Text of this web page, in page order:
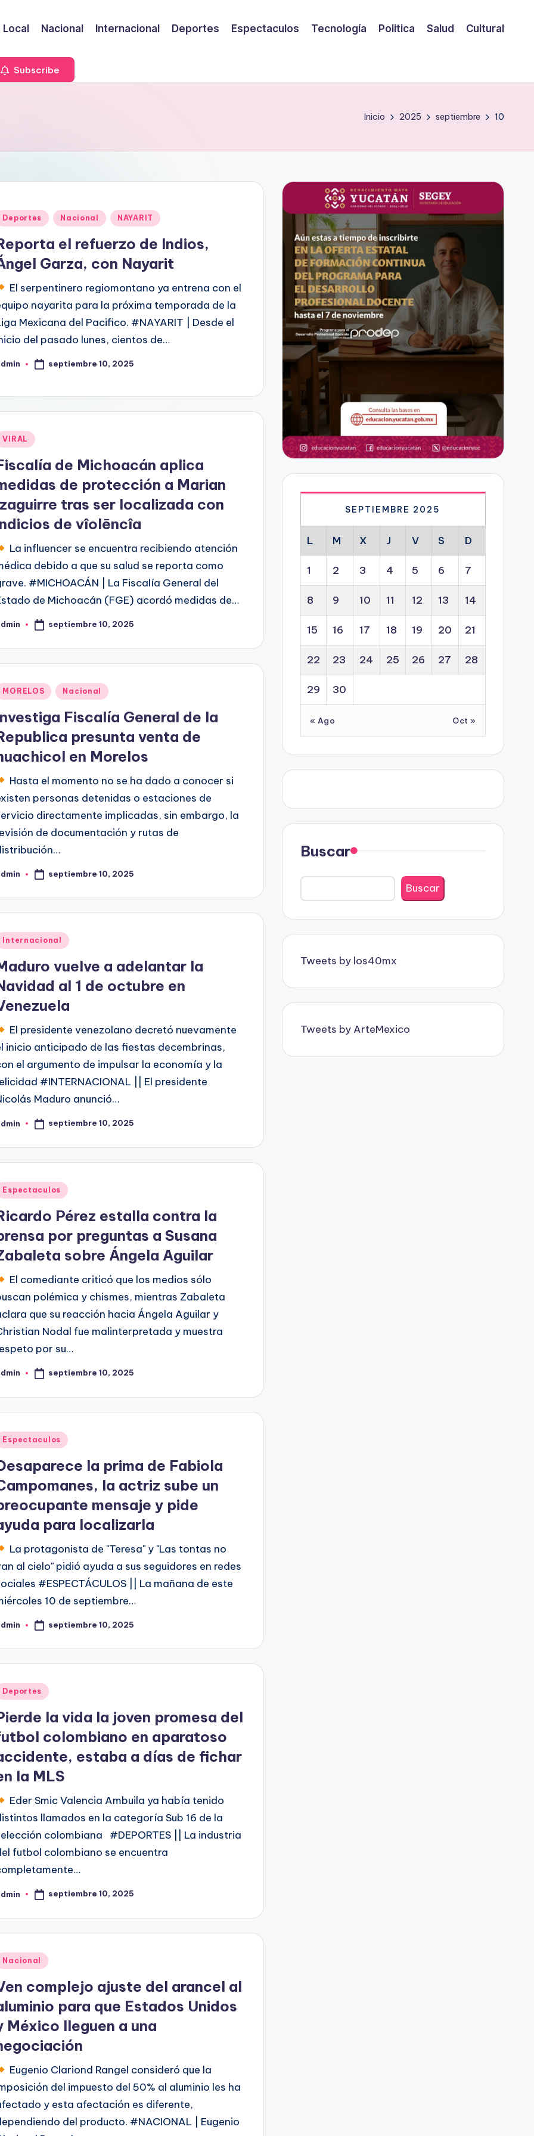
Local Nacional Internacional Deportes Espectaculos Tecnología Politica Salud Cultural
Subscribe
Inicio 2025 septiembre 10
Deportes Nacional NAYARIT
el refuerzo de Indios,
Garza, con Nayarit
El serpentinero regiomontano ya entrena con el
nayarita para la próxima temporada de la
Mexicana del Pacifico. #NAYARIT | Desde el
del pasado lunes, cientos de…
septiembre 10, 2025
VIRAL
de Michoacán aplica
de protección a Marian
tras ser localizada con
de vîolēncîa
La influencer se encuentra recibiendo atención
debido a que su salud se reporta como
#MICHOACÁN | La Fiscalía General del
de Michoacán (FGE) acordó medidas de…
septiembre 10, 2025
MORELOS Nacional
Fiscalía General de la
presunta venta de
en Morelos
Hasta el momento no se ha dado a conocer si
personas detenidas o estaciones de
directamente implicadas, sin embargo, la
de documentación y rutas de
septiembre 10, 2025
Internacional
vuelve a adelantar la
al 1 de octubre en
El presidente venezolano decretó nuevamente
inicio anticipado de las fiestas decembrinas,
el argumento de impulsar la economía y la
#INTERNACIONAL || El presidente
Maduro anunció…
septiembre 10, 2025
Espectaculos
Pérez estalla contra la
por preguntas a Susana
sobre Ángela Aguilar
El comediante criticó que los medios sólo
polémica y chismes, mientras Zabaleta
que su reacción hacia Ángela Aguilar y
Nodal fue malinterpretada y muestra
por su…
septiembre 10, 2025
Espectaculos
la prima de Fabiola
la actriz sube un
mensaje y pide
para localizarla
La protagonista de "Teresa" y "Las tontas no
al cielo" pidió ayuda a sus seguidores en redes
#ESPECTÁCULOS || La mañana de este
10 de septiembre…
septiembre 10, 2025
Deportes
la vida la joven promesa del
colombiano en aparatoso
estaba a días de fichar
la MLS
Eder Smic Valencia Ambuila ya había tenido
llamados en la categoría Sub 16 de la
colombiana #DEPORTES || La industria
futbol colombiano se encuentra
septiembre 10, 2025
Nacional
complejo ajuste del arancel al
para que Estados Unidos
México lleguen a una
Eugenio Clariond Rangel consideró que la
del impuesto del 50% al aluminio les ha
y esta afectación es diferente,
del producto. #NACIONAL | Eugenio
SEPTIEMBRE 2025
L M X J V S D
1 2 3 4 5 6 7
8 9 10 11 12 13 14
15 16 17 18 19 20 21
22 23 24 25 26 27 28
29 30
« Ago Oct »
Buscar
Buscar
Tweets by los40mx
Tweets by ArteMexico